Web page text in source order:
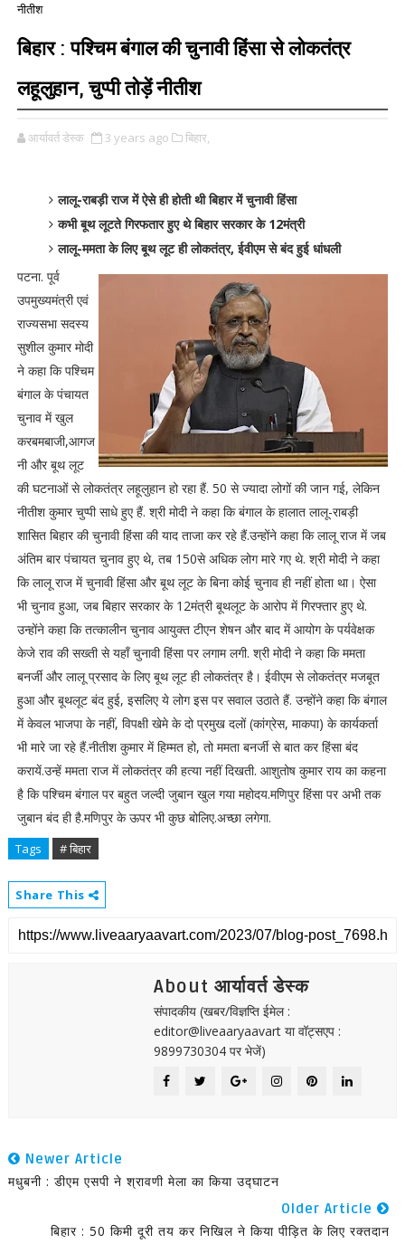
नीतीश
बिहार : पश्चिम बंगाल की चुनावी हिंसा से लोकतंत्र
लहूलुहान, चुप्पी तोड़ें नीतीश
आर्यावर्त डेस्क 3 years ago बिहार,
लालू-राबड़ी राज में ऐसे ही होती थी बिहार में चुनावी हिंसा
कभी बूथ लूटते गिरफतार हुए थे बिहार सरकार के 12मंत्री
लालू-ममता के लिए बूथ लूट ही लोकतंत्र, ईवीएम से बंद हुई धांधली
पटना. पूर्व
उपमुख्यमंत्री एवं
राज्यसभा सदस्य
सुशील कुमार मोदी
ने कहा कि पश्चिम
बंगाल के पंचायत
चुनाव में खुल
करबमबाजी,आगज
नी और बूथ लूट
की घटनाओं से लोकतंत्र लहूलुहान हो रहा हैं. 50 से ज्यादा लोगों की जान गई, लेकिन
नीतीश कुमार चुप्पी साधे हुए हैं. श्री मोदी ने कहा कि बंगाल के हालात लालू-राबड़ी
शासित बिहार की चुनावी हिंसा की याद ताजा कर रहे हैं.उन्होंने कहा कि लालू राज में जब
अंतिम बार पंचायत चुनाव हुए थे, तब 150से अधिक लोग मारे गए थे. श्री मोदी ने कहा
कि लालू राज में चुनावी हिंसा और बूथ लूट के बिना कोई चुनाव ही नहीं होता था। ऐसा
भी चुनाव हुआ, जब बिहार सरकार के 12मंत्री बूथलूट के आरोप में गिरफ्तार हुए थे.
उन्होंने कहा कि तत्कालीन चुनाव आयुक्त टीएन शेषन और बाद में आयोग के पर्यवेक्षक
केजे राव की सख्ती से यहाँ चुनावी हिंसा पर लगाम लगी. श्री मोदी ने कहा कि ममता
बनर्जी और लालू प्रसाद के लिए बूथ लूट ही लोकतंत्र है। ईवीएम से लोकतंत्र मजबूत
हुआ और बूथलूट बंद हुई, इसलिए ये लोग इस पर सवाल उठाते हैं. उन्होंने कहा कि बंगाल
में केवल भाजपा के नहीं, विपक्षी खेमे के दो प्रमुख दलों (कांग्रेस, माकपा) के कार्यकर्ता
भी मारे जा रहे हैं.नीतीश कुमार में हिम्मत हो, तो ममता बनर्जी से बात कर हिंसा बंद
करायें.उन्हें ममता राज में लोकतंत्र की हत्या नहीं दिखती. आशुतोष कुमार राय का कहना
है कि पश्चिम बंगाल पर बहुत जल्दी जुबान खुल गया महोदय.मणिपुर हिंसा पर अभी तक
जुबान बंद ही है.मणिपुर के ऊपर भी कुछ बोलिए.अच्छा लगेगा.
Tags # बिहार
Share This
About आर्यावर्त डेस्क
संपादकीय (खबर/विज्ञप्ति ईमेल :
editor@liveaaryaavart या वॉट्सएप :
9899730304 पर भेजें)
Newer Article
मधुबनी : डीएम एसपी ने श्रावणी मेला का किया उद्घाटन
Older Article
बिहार : 50 किमी दूरी तय कर निखिल ने किया पीड़ित के लिए रक्तदान